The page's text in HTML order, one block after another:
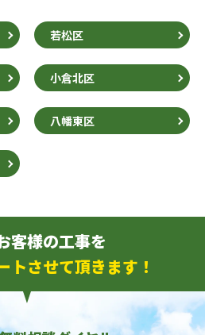
若松区
小倉北区
八幡東区
客様の工事を
トさせて頂きます！